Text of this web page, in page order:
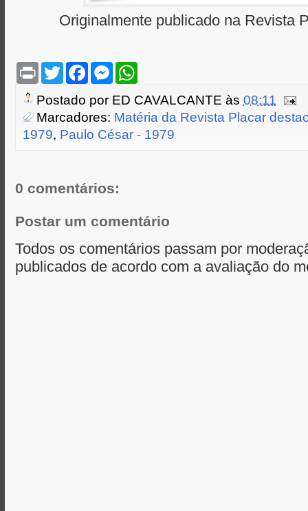
Originalmente publicado na Revista
P
n
t
T
w
t
e
r
F
e
b
o
o
M
s
e
n
g
W
t
s
A
p
Postado por ED CAVALCANTE às 08:11
Marcadores: Matéria da Revista Placar
1979, Paulo César - 1979
0 comentários:
Postar um comentário
Todos os comentários passam por
publicados de acordo com a avaliação do